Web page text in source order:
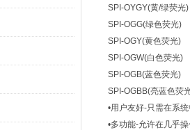
SPI-OYGY(黄/绿荧光)
SPI-OGG(绿色荧光)
SPI-OGY(黄色荧光)
SPI-OGW(白色荧光)
SPI-OGB(蓝色荧光)
SPI-OGBB(亮蓝色荧
•用户友好-只需在系
•多功能-允许在几乎